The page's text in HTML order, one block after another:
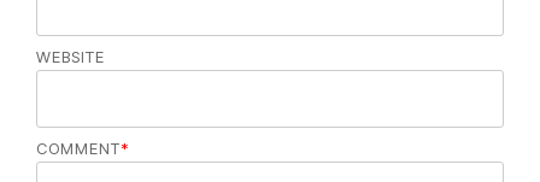
WEBSITE
COMMENT*